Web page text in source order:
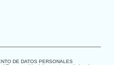
DE DATOS PERSONALES